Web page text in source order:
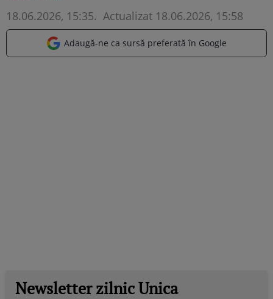
18.06.2026, 15:35. Actualizat 18.06.2026, 15:58
Adaugă-ne ca sursă preferată în Google
Newsletter zilnic Unica